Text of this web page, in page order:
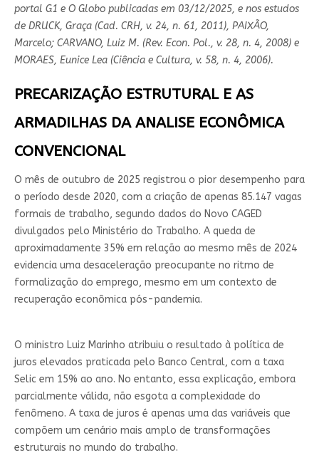
portal G1 e O Globo publicadas em 03/12/2025, e nos estudos
de DRUCK, Graça (Cad. CRH, v. 24, n. 61, 2011), PAIXÃO,
Marcelo; CARVANO, Luiz M. (Rev. Econ. Pol., v. 28, n. 4, 2008) e
MORAES, Eunice Lea (Ciência e Cultura, v. 58, n. 4, 2006).
PRECARIZAÇÃO ESTRUTURAL E AS
ARMADILHAS DA ANALISE ECONÔMICA
CONVENCIONAL
O mês de outubro de 2025 registrou o pior desempenho para
o período desde 2020, com a criação de apenas 85.147 vagas
formais de trabalho, segundo dados do Novo CAGED
divulgados pelo Ministério do Trabalho. A queda de
aproximadamente 35% em relação ao mesmo mês de 2024
evidencia uma desaceleração preocupante no ritmo de
formalização do emprego, mesmo em um contexto de
recuperação econômica pós-pandemia.
O ministro Luiz Marinho atribuiu o resultado à política de
juros elevados praticada pelo Banco Central, com a taxa
Selic em 15% ao ano. No entanto, essa explicação, embora
parcialmente válida, não esgota a complexidade do
fenômeno. A taxa de juros é apenas uma das variáveis que
compõem um cenário mais amplo de transformações
estruturais no mundo do trabalho.